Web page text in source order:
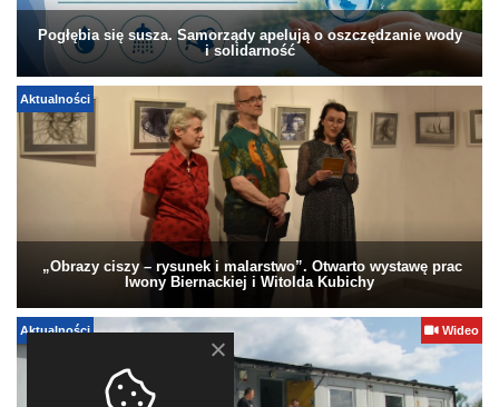
Pogłębia się susza. Samorządy apelują o oszczędzanie wody
i solidarność
Aktualności
„Obrazy ciszy – rysunek i malarstwo”. Otwarto wystawę prac
Iwony Biernackiej i Witolda Kubichy
Aktualności Wideo